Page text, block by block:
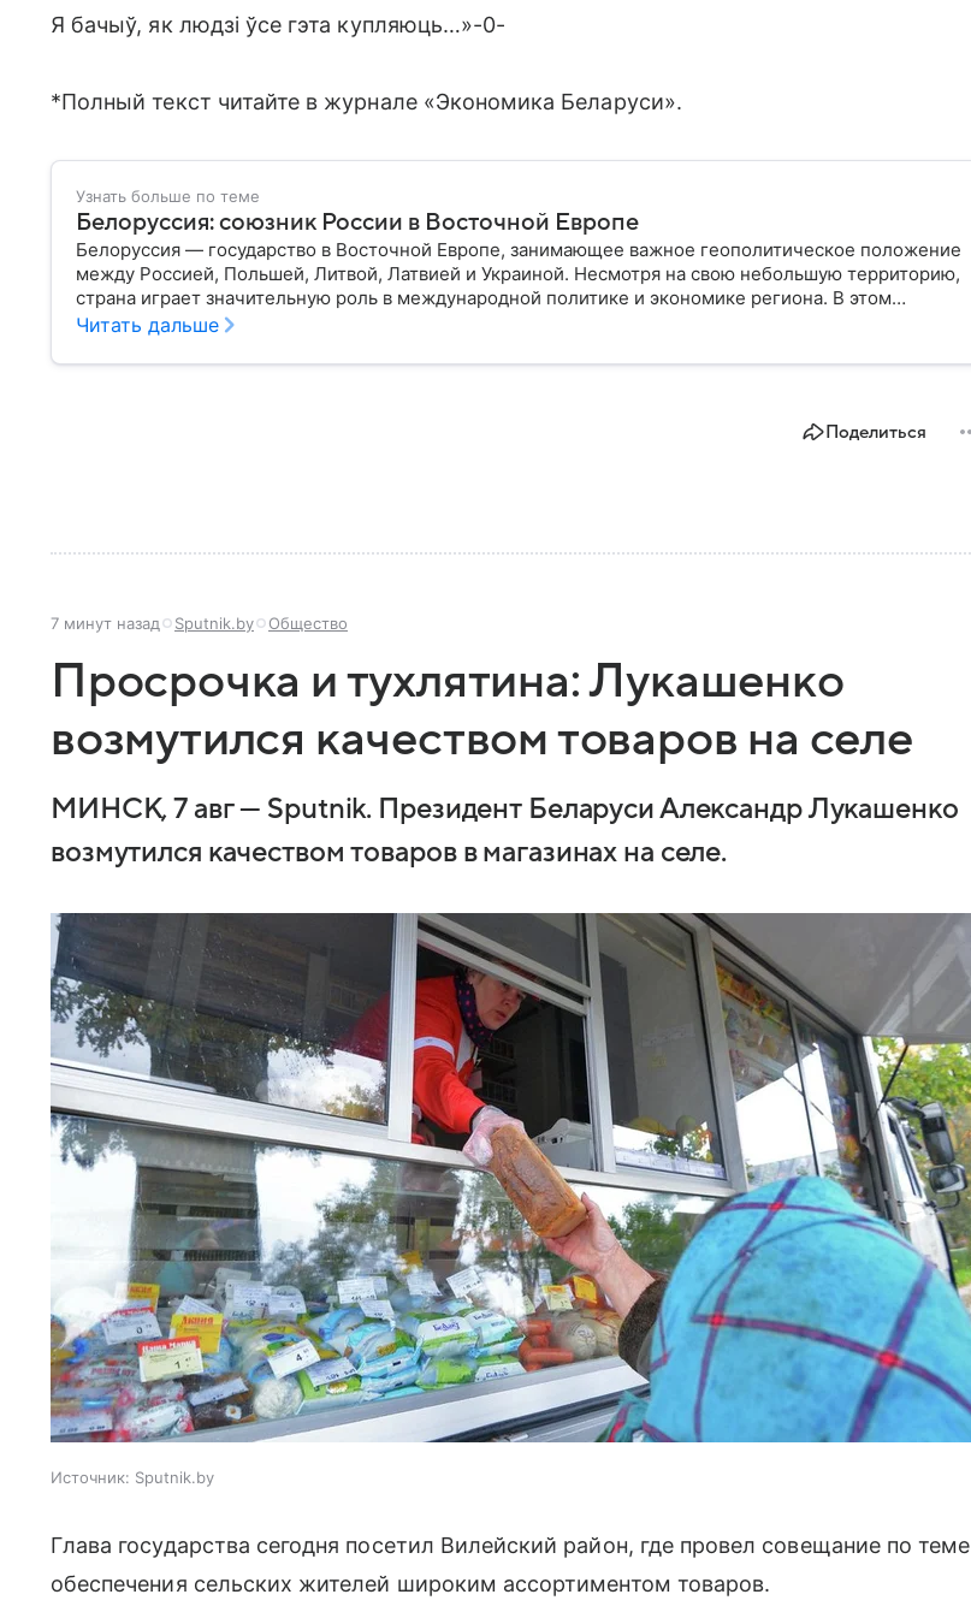
Я бачыў, як людзі ўсе гэта купляюць…»-0-
*Полный текст читайте в журнале «Экономика Беларуси».
Узнать больше по теме
Белоруссия: союзник России в Восточной Европе
Белоруссия — государство в Восточной Европе, занимающее важное геополитическое положение
между Россией, Польшей, Литвой, Латвией и Украиной. Несмотря на свою небольшую территорию,
страна играет значительную роль в международной политике и экономике региона. В этом
материале разбираем главное о союзной РФ республике.
Читать дальше
Поделиться
7 минут назад Sputnik.by Общество
Просрочка и тухлятина: Лукашенко
возмутился качеством товаров на селе
МИНСК, 7 авг — Sputnik. Президент Беларуси Александр Лукашенко
возмутился качеством товаров в магазинах на селе.
Источник: Sputnik.by
Глава государства сегодня посетил Вилейский район, где провел совещание по теме
обеспечения сельских жителей широким ассортиментом товаров.